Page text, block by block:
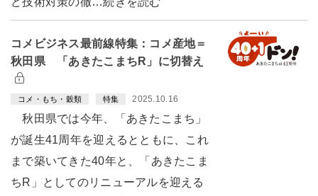
コメビジネス最前線特集：コメ産地＝
秋田県 「あきたこまちR」に切替え
コメ・もち・穀類 特集 2025.10.16
秋田県では今年、「あきたこまち」
が誕生41周年を迎えるとともに、これ
まで築いてきた40年と、「あきたこま
ちR」としてのリニューアルを迎える